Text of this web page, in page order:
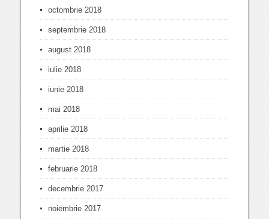
octombrie 2018
septembrie 2018
august 2018
iulie 2018
iunie 2018
mai 2018
aprilie 2018
martie 2018
februarie 2018
decembrie 2017
noiembrie 2017